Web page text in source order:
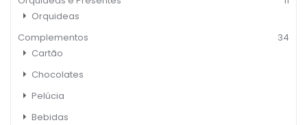
Orquideas
Complementos
34
Cartão
Chocolates
Pelúcia
Bebidas